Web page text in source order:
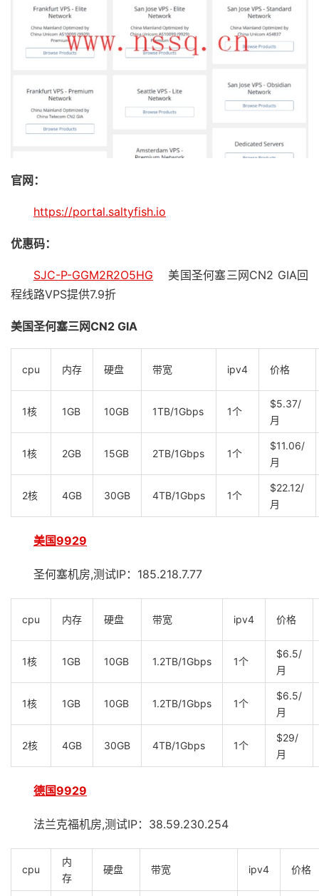
官网：
https://portal.saltyfish.io
优惠码：
SJC-P-GGM2R2O5HG 美国圣何塞三网CN2 GIA回
程线路VPS提供7.9折
美国圣何塞三网CN2 GIA
cpu 内存 硬盘 带宽 ipv4 价格
1核 1GB 10GB 1TB/1Gbps 1个
$5.37/
月
1核 2GB 15GB 2TB/1Gbps 1个
$11.06/
月
2核 4GB 30GB 4TB/1Gbps 1个
$22.12/
月
美国9929
圣何塞机房,测试IP：185.218.7.77
cpu 内存 硬盘 带宽 ipv4 价格
1核 1GB 10GB 1.2TB/1Gbps 1个
$6.5/
月
1核 1GB 10GB 1.2TB/1Gbps 1个
$6.5/
月
2核 4GB 30GB 4TB/1Gbps 1个
$29/
月
德国9929
法兰克福机房,测试IP：38.59.230.254
cpu
内
存
硬盘 带宽 ipv4 价格